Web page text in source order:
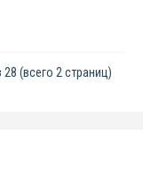
(всего 2 страниц)